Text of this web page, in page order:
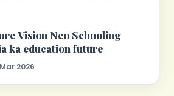
Vision Neo Schooling
ka education future
2026